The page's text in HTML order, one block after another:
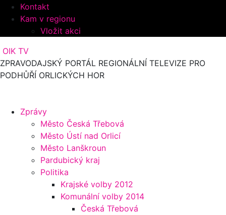
Kontakt
Kam v regionu
Vložit akci
OIK TV
ZPRAVODAJSKÝ PORTÁL REGIONÁLNÍ TELEVIZE PRO
PODHŮŘÍ ORLICKÝCH HOR
Zprávy
Město Česká Třebová
Město Ústí nad Orlicí
Město Lanškroun
Pardubický kraj
Politika
Krajské volby 2012
Komunální volby 2014
Česká Třebová